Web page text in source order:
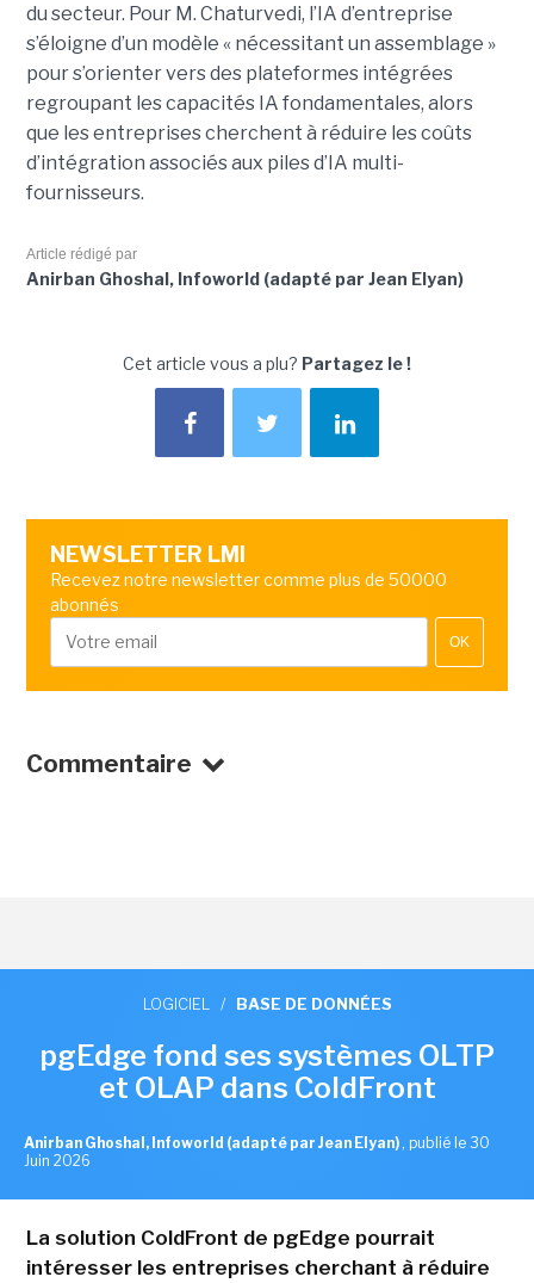
du secteur. Pour M. Chaturvedi, l’IA d’entreprise
s’éloigne d’un modèle « nécessitant un assemblage »
pour s’orienter vers des plateformes intégrées
regroupant les capacités IA fondamentales, alors
que les entreprises cherchent à réduire les coûts
d’intégration associés aux piles d’IA multi-
fournisseurs.
Article rédigé par
Anirban Ghoshal, Infoworld (adapté par Jean Elyan)
Cet article vous a plu? Partagez le !
NEWSLETTER LMI
Recevez notre newsletter comme plus de 50000
abonnés
OK
Commentaire
LOGICIEL / BASE DE DONNÉES
pgEdge fond ses systèmes OLTP
et OLAP dans ColdFront
Anirban Ghoshal, Infoworld (adapté par Jean Elyan) , publié le 30
Juin 2026
La solution ColdFront de pgEdge pourrait
intéresser les entreprises cherchant à réduire